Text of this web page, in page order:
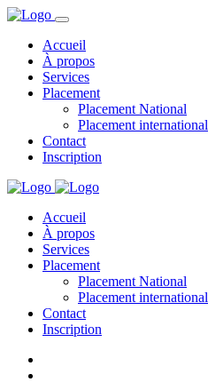
Accueil
À propos
Services
Placement
Placement National
Placement international
Contact
Inscription
Accueil
À propos
Services
Placement
Placement National
Placement international
Contact
Inscription